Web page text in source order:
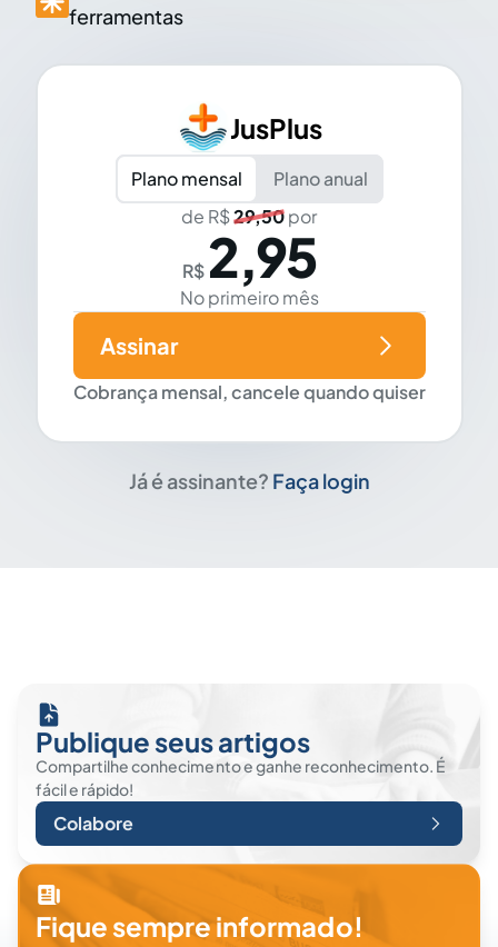
ferramentas
JusPlus
Plano mensal
Plano anual
de R$29,50por
R$ 2,95
No primeiro mês
Cobrança mensal, cancele quando quiser
Assinar
Já é assinante? Faça login
Publique seus artigos
Compartilhe conhecimento e ganhe reconhecimento. É
fácil e rápido!
Colabore
Fique sempre informado!